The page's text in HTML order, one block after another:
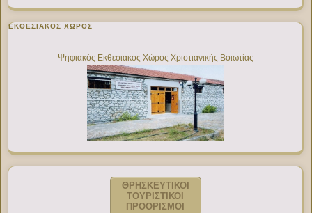
ΕΚΘΕΣΙΑΚΌΣ ΧΏΡΟΣ
Ψηφιακός Εκθεσιακός Χώρος Χριστιανικής Βοιωτίας
ΘΡΗΣΚΕΥΤΙΚΟΙ
ΤΟΥΡΙΣΤΙΚΟΙ
ΠΡΟΟΡΙΣΜΟΙ